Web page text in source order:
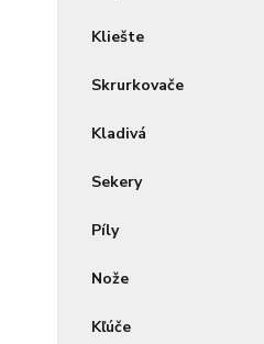
Kliešte
Skrurkovače
Kladivá
Sekery
Píly
Nože
Kľúče